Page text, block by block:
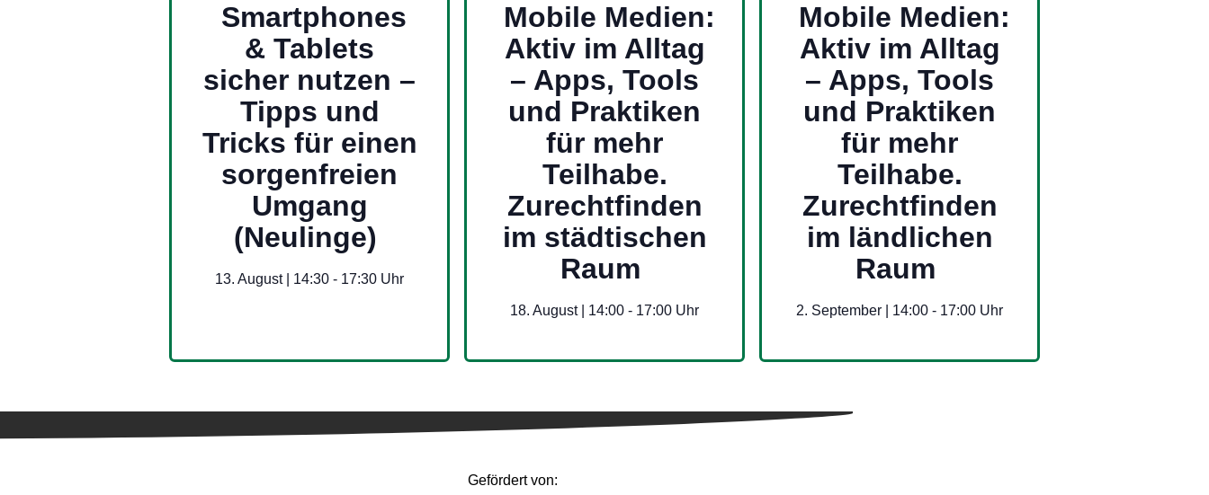
Smartphones
& Tablets
sicher nutzen –
Tipps und
Tricks für einen
sorgenfreien
Umgang
(Neulinge)
13. August | 14:30 - 17:30
Mobile Medien:
Aktiv im Alltag
– Apps, Tools
und Praktiken
für mehr
Teilhabe.
Zurechtfinden
im städtischen
Raum
18. August | 14:00 - 17:00
Mobile Medien:
Aktiv im Alltag
– Apps, Tools
und Praktiken
für mehr
Teilhabe.
Zurechtfinden
im ländlichen
Raum
2. September | 14:00 - 17:00
Gefördert von: